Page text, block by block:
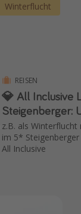
Winterflucht
REISEN
💎 All Inclusive
Steigenberger:
z.B. als
im 5*
All Inclusive